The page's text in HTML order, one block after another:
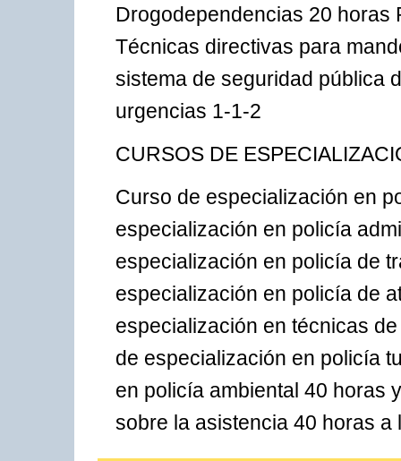
Drogodependencias 20 horas
Técnicas directivas para
sistema de seguridad pública
urgencias 1-1-2
CURSOS DE
Curso de especialización en
especialización en policía
especialización en policía de
especialización en policía de
especialización en técnicas
de especialización en policía
en policía ambiental 40 horas
sobre la asistencia 40 horas a